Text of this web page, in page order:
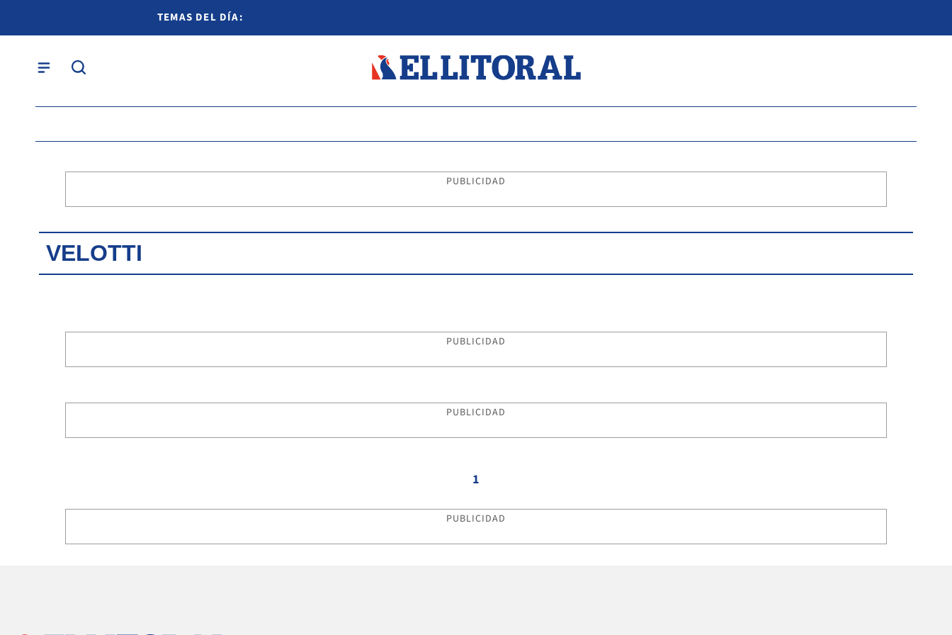
TEMAS DEL DÍA:
PUBLICIDAD
VELOTTI
PUBLICIDAD
PUBLICIDAD
1
PUBLICIDAD